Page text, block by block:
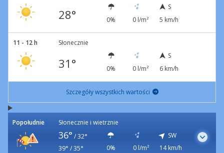
28° 0% 0 l/m²
S
5 km/h
11 - 12 h Słonecznie
31° 0% 0 l/m²
S
6 km/h
Szczegóły wszystkich wartości
Popołudnie Słonecznie i wietrznie
36° / 32°
39° / 35°
0% 0 l/m²
SW
14 km/h